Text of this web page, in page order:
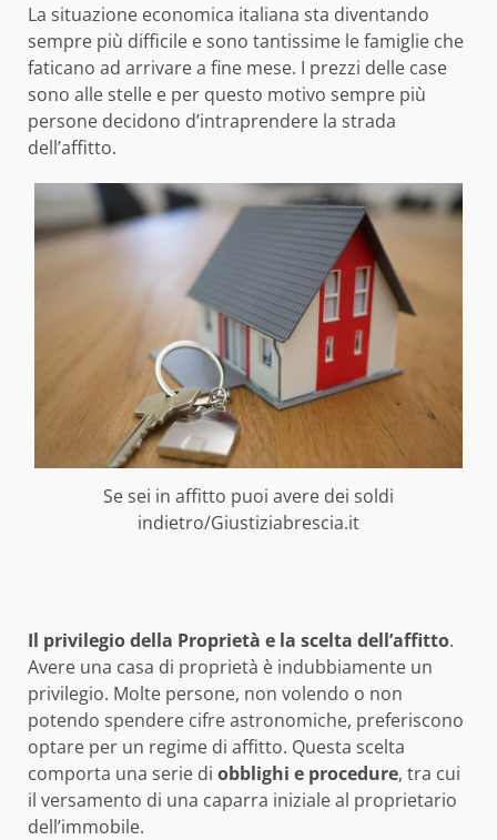
La situazione economica italiana sta diventando
sempre più difficile e sono tantissime le famiglie che
faticano ad arrivare a fine mese. I prezzi delle case
sono alle stelle e per questo motivo sempre più
persone decidono d’intraprendere la strada
dell’affitto.
Se sei in affitto puoi avere dei soldi
indietro/Giustiziabrescia.it
Il privilegio della Proprietà e la scelta dell’affitto.
Avere una casa di proprietà è indubbiamente un
privilegio. Molte persone, non volendo o non
potendo spendere cifre astronomiche, preferiscono
optare per un regime di affitto. Questa scelta
comporta una serie di obblighi e procedure, tra cui
il versamento di una caparra iniziale al proprietario
dell’immobile.